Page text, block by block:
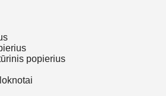
popierius